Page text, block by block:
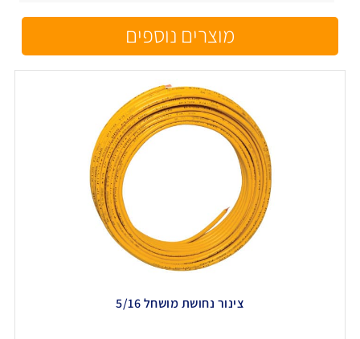
מוצרים נוספים
צינור נחושת מושחל 5/16